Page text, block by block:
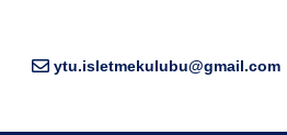
ytu.isletmekulubu@gmail.com